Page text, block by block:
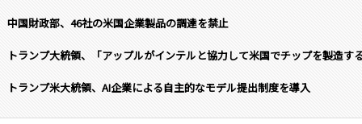
中国財政部、46社の米国企業製品の調達を禁止
トランプ大統領、「アップルがインテルと協力して米国でチップを製造す
トランプ米大統領、AI企業による自主的なモデル提出制度を導入